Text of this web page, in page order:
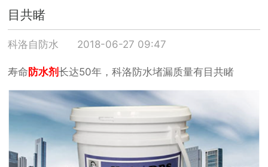
目共睹
科洛自防水 2018-06-27 09:47
寿命 防水剂长达50年，科洛防水堵漏质量有目共睹